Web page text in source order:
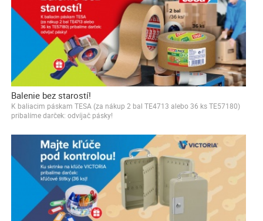
Balenie bez starostí!
K baliacim páskam TESA (za nákup 2 bal TE4713 alebo 36 ks TE57180)
pribalíme darček: odvíjač pásky!